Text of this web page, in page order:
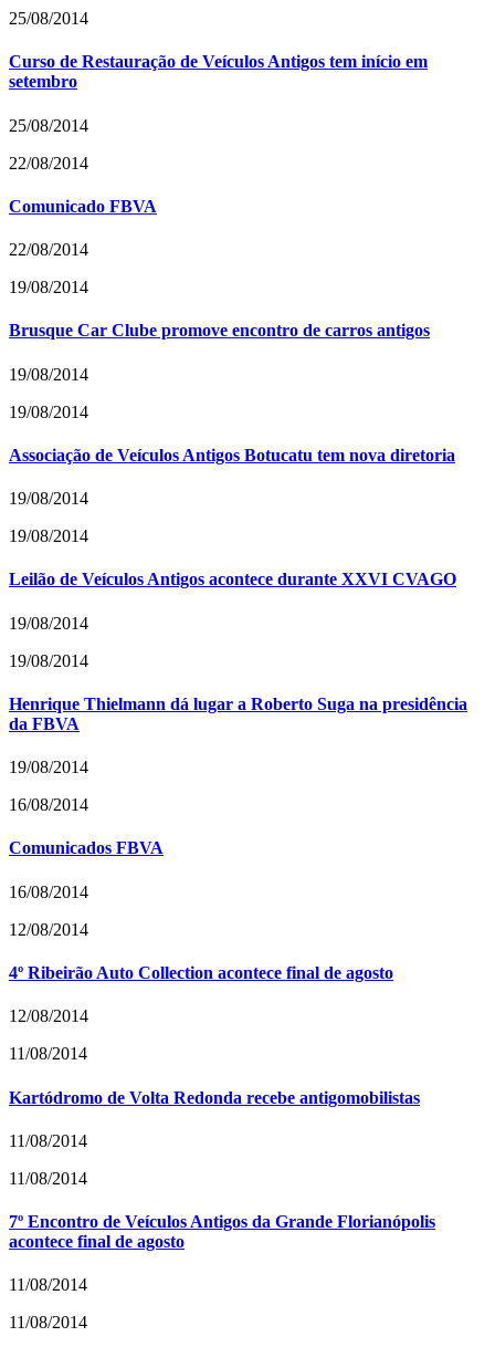
25/08/2014
Curso de Restauração de Veículos Antigos tem início em
setembro
25/08/2014
22/08/2014
Comunicado FBVA
22/08/2014
19/08/2014
Brusque Car Clube promove encontro de carros antigos
19/08/2014
19/08/2014
Associação de Veículos Antigos Botucatu tem nova diretoria
19/08/2014
19/08/2014
Leilão de Veículos Antigos acontece durante XXVI CVAGO
19/08/2014
19/08/2014
Henrique Thielmann dá lugar a Roberto Suga na presidência
da FBVA
19/08/2014
16/08/2014
Comunicados FBVA
16/08/2014
12/08/2014
4º Ribeirão Auto Collection acontece final de agosto
12/08/2014
11/08/2014
Kartódromo de Volta Redonda recebe antigomobilistas
11/08/2014
11/08/2014
7º Encontro de Veículos Antigos da Grande Florianópolis
acontece final de agosto
11/08/2014
11/08/2014